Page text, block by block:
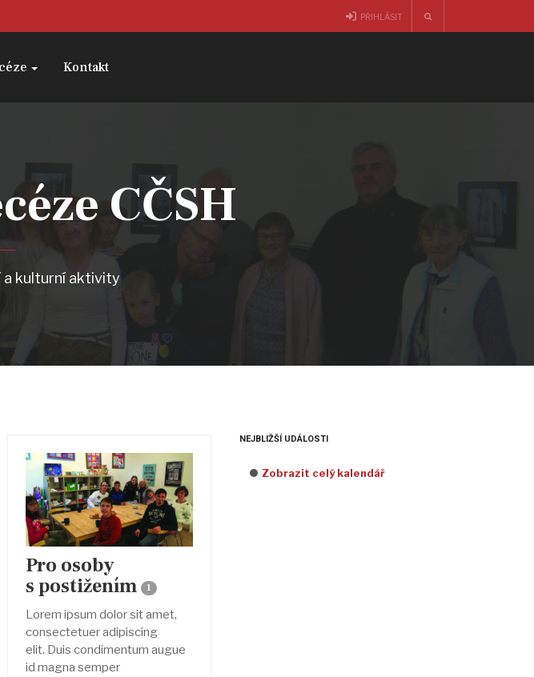
PŘIHLÁSIT
Kontakt
CČSH
a kulturní aktivity
Pro osoby
s postižením
1
Lorem ipsum dolor sit amet,
consectetuer adipiscing
elit. Duis condimentum augue
id magna semper
NEJBLIŽŠÍ UDÁLOSTI
Zobrazit celý kalendář